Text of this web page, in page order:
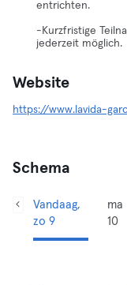
entrichten.
-Kurzfristige
jederzeit möglich.
Website
https://www.lavida-
Schema
Vandaag,
zo 9
ma
10